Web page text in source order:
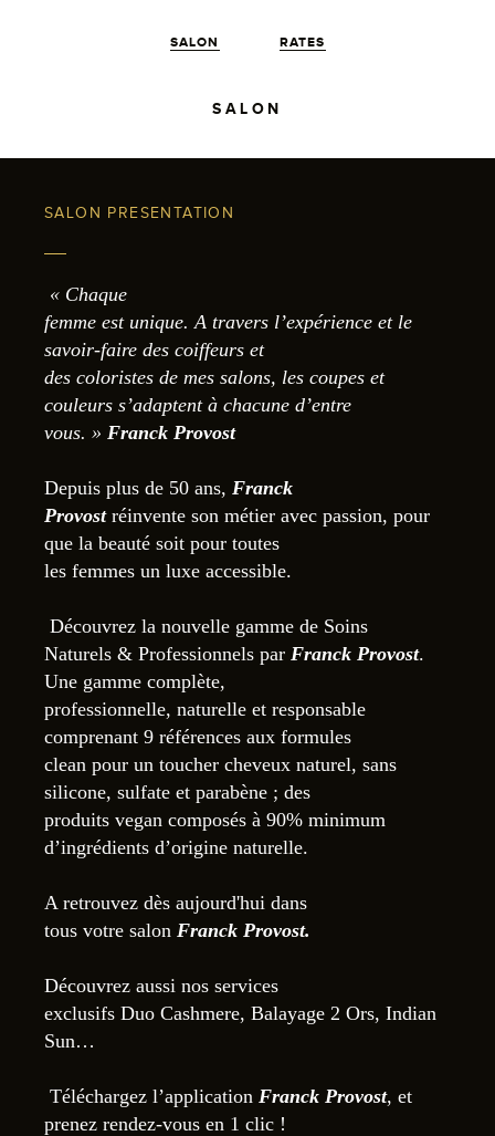
SALON RATES
SALON
SALON PRESENTATION
« Chaque
femme est unique. A travers l’expérience et le
savoir-faire des coiffeurs et
des coloristes de mes salons, les coupes et
couleurs s’adaptent à chacune d’entre
vous. » Franck Provost
Depuis plus de 50 ans, Franck
Provost réinvente son métier avec passion, pour
que la beauté soit pour toutes
les femmes un luxe accessible.
Découvrez la nouvelle gamme de Soins
Naturels & Professionnels par Franck Provost.
Une gamme complète,
professionnelle, naturelle et responsable
comprenant 9 références aux formules
clean pour un toucher cheveux naturel, sans
silicone, sulfate et parabène ; des
produits vegan composés à 90% minimum
d’ingrédients d’origine naturelle.
A retrouvez dès aujourd'hui dans
tous votre salon Franck Provost.
Découvrez aussi nos services
exclusifs Duo Cashmere, Balayage 2 Ors, Indian
Sun…
Téléchargez l’application Franck Provost, et
prenez rendez-vous en 1 clic !